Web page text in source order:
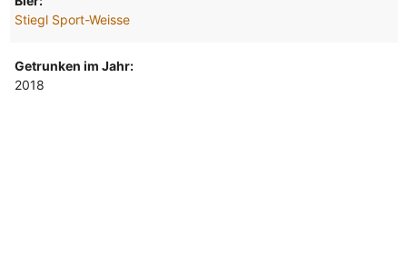
Stiegl Sport-Weisse
Getrunken im Jahr:
2018